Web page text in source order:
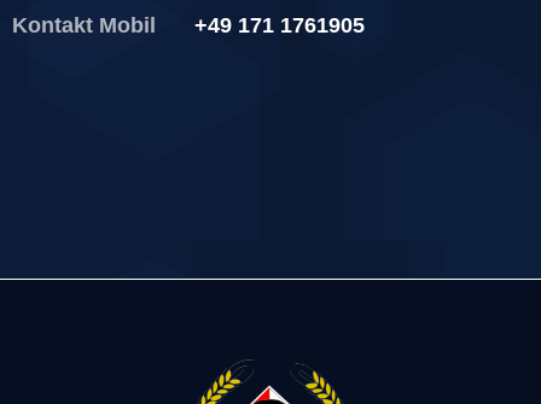
Kontakt Mobil
+49 171 1761905